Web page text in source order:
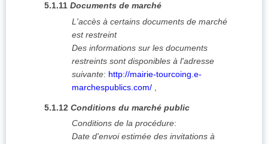
5.1.11 Documents de marché
L'accès à certains documents de marché
est restreint
Des informations sur les documents
restreints sont disponibles à l'adresse
suivante: http://mairie-tourcoing.e-
marchespublics.com/
5.1.12 Conditions du marché public
Conditions de la procédure:
Date d'envoi estimée des invitations à